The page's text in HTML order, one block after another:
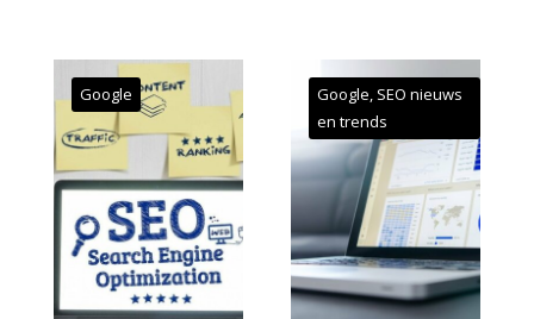
Google Google, SEO nieuws
en trends